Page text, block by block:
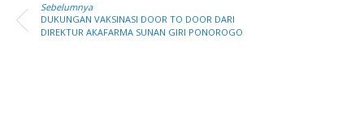
Sebelumnya
DUKUNGAN VAKSINASI DOOR TO DOOR DARI
DIREKTUR AKAFARMA SUNAN GIRI PONOROGO